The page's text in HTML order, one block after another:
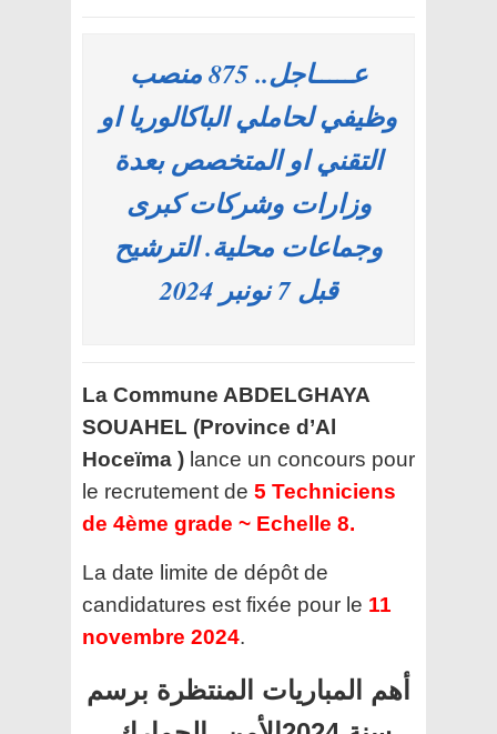
عـــــاجل.. 875 منصب
وظيفي لحاملي الباكالوريا او
التقني او المتخصص بعدة
وزارات وشركات كبرى
وجماعات محلية. الترشيح
قبل 7 نونبر 2024
La Commune ABDELGHAYA
SOUAHEL (Province d’Al
Hoceïma ) lance un concours pour
le recrutement de 5 Techniciens
de 4ème grade ~ Echelle 8.
La date limite de dépôt de
candidatures est fixée pour le 11
novembre 2024.
أهم المباريات المنتظرة برسم